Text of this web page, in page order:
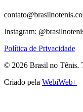
Instagram:
Política de Privacidade
© 2026 Brasil no Tênis.
Criado pela WebiWeb+